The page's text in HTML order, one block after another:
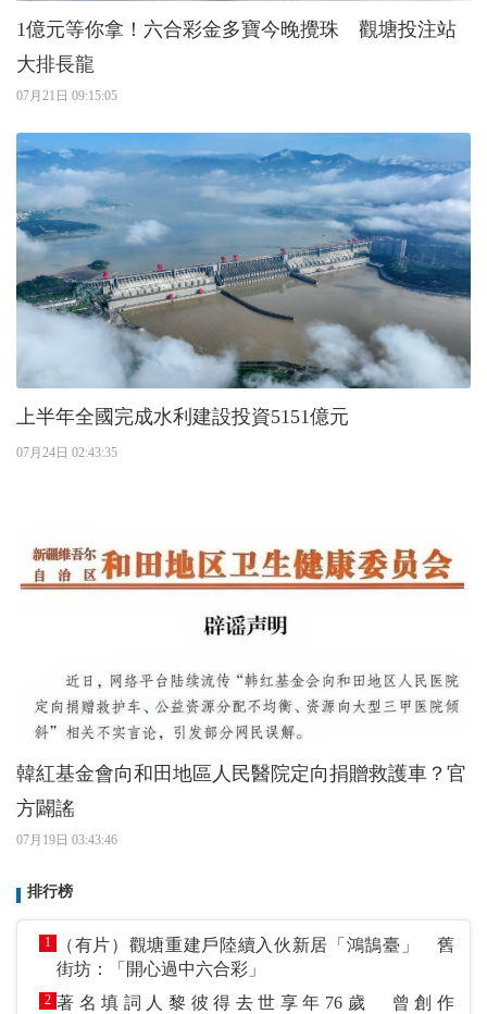
1億元等你拿！六合彩金多寶今晚攪珠 觀塘投注站
大排長龍
07月21日 09:15:05
上半年全國完成水利建設投資5151億元
07月24日 02:43:35
韓紅基金會向和田地區人民醫院定向捐贈救護車？官
方闢謠
07月19日 03:43:46
排行榜
1
（有片）觀塘重建戶陸續入伙新居「鴻鵠臺」 舊
街坊：「開心過中六合彩」
2 著名填詞人黎彼得去世享年76歲 曾創作